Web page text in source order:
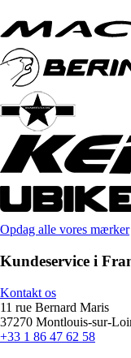
Opdag alle vores mærker
Kundeservice i
Kontakt os
11 rue Bernard Maris
37270 Montlouis-sur-
+33 1 86 47 62 58